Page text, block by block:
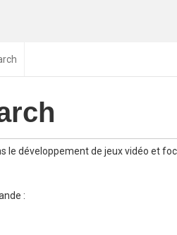
le développement de jeux vidéo et
: